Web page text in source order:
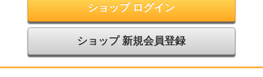
ショップ ログイン
ショップ 新規会員登録